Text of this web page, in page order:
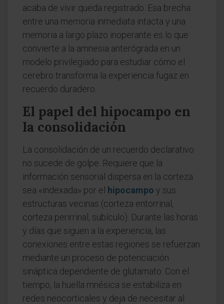
acaba de vivir queda registrado. Esa brecha
entre una memoria inmediata intacta y una
memoria a largo plazo inoperante es lo que
convierte a la amnesia anterógrada en un
modelo privilegiado para estudiar cómo el
cerebro transforma la experiencia fugaz en
recuerdo duradero.
El papel del hipocampo en
la consolidación
La consolidación de un recuerdo declarativo
no sucede de golpe. Requiere que la
información sensorial dispersa en la corteza
sea «indexada» por el
hipocampo y sus
estructuras vecinas (corteza entorrinal,
corteza perirrinal, subículo). Durante las horas
y días que siguen a la experiencia, las
conexiones entre estas regiones se refuerzan
mediante un proceso de potenciación
sináptica dependiente de glutamato. Con el
tiempo, la huella mnésica se estabiliza en
redes neocorticales y deja de necesitar al